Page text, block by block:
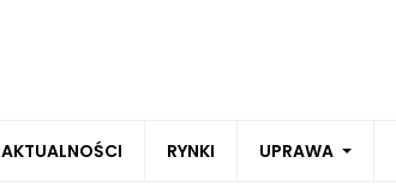
AKTUALNOŚCI RYNKI UPRAWA